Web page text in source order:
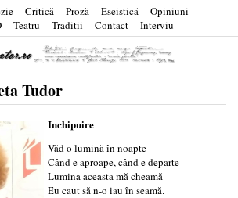
Critică Proză Eseistică
Opiniuni
Teatru Traditii Contact Interviu
Tudor
Inchipuire
Văd o lumină în noapte
Când e aproape, când e departe
Lumina aceasta mă cheamă
Eu caut să n-o iau în seamă.